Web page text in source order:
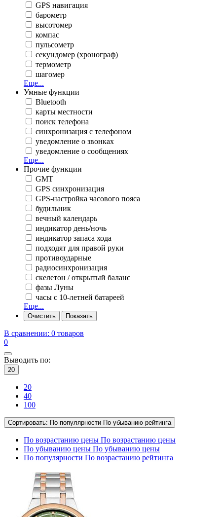
GPS навигация
барометр
высотомер
компас
пульсометр
секундомер (хронограф)
термометр
шагомер
Еще...
Умные функции
Bluetooth
карты местности
поиск телефона
синхронизация с телефоном
уведомление о звонках
уведомление о сообщениях
Еще...
Прочие функции
GMT
GPS синхронизация
GPS-настройка часового пояса
будильник
вечный календарь
индикатор день/ночь
индикатор запаса хода
подходят для правой руки
противоударные
радиосинхронизация
скелетон / открытый баланс
фазы Луны
часы с 10-летней батареей
Еще...
В сравнении: 0 товаров
0
Выводить по:
20
20
40
100
Сортировать: По популярности По убыванию рейтинга
По возрастанию цены По возрастанию цены
По убыванию цены По убыванию цены
По популярности По возрастанию рейтинга